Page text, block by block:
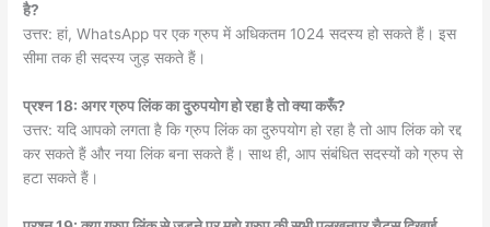
है?
उत्तर: हां, WhatsApp पर एक ग्रुप में अधिकतम 1024 सदस्य हो सकते हैं। इस
सीमा तक ही सदस्य जुड़ सकते हैं।
प्रश्न 18: अगर ग्रुप लिंक का दुरुपयोग हो रहा है तो क्या करूँ?
उत्तर: यदि आपको लगता है कि ग्रुप लिंक का दुरुपयोग हो रहा है तो आप लिंक को रद्द
कर सकते हैं और नया लिंक बना सकते हैं। साथ ही, आप संबंधित सदस्यों को ग्रुप से
हटा सकते हैं।